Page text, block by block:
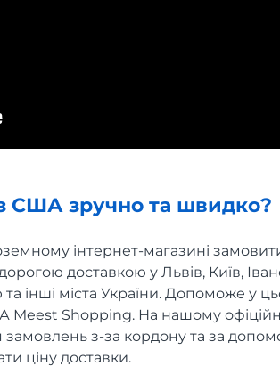
США зручно та швидко?
інтернет-магазині
доставкою у Львів, Київ,
інші міста України. Допоможе у
Shopping. На нашому
з-за кордону та за
ціну доставки.